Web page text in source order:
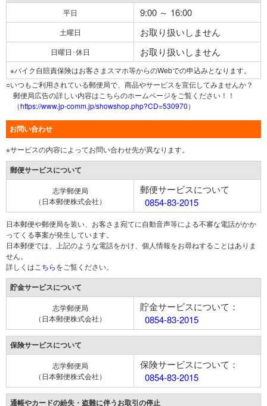
平日 9:00 ～ 16:00
土曜日 お取り扱いしません
日曜日･休日 お取り扱いしません
※バイク自賠責保険はお客さまスマホ等からのWebでの申込みとなります。
○いつもご利用されている郵便局で、商品やサービスを宣伝してみませんか？
郵便局広告の詳しい内容はこちらのホームページをご覧ください！！
（https://www.jp-comm.jp/showshop.php?CD=530970）
お問い合わせ
※サービスの内容によってお問い合わせ先が異なります。
郵便サービスについて
志学郵便局
（日本郵便株式会社）
郵便サービスについて
0854-83-2015
日本郵便や郵便局を装い、お客さま宛てに自動音声等による不審な電話がかか
ってくる事案が発生しています。
日本郵便では、上記のような電話をかけ、個人情報をお尋ねすることはありま
せん。
詳しくは こちらをご覧ください。
貯金サービスについて
志学郵便局
（日本郵便株式会社）
貯金サービスについて：
0854-83-2015
保険サービスについて
志学郵便局
（日本郵便株式会社）
保険サービスについて：
0854-83-2015
通帳やカードの紛失・盗難に伴うお取引の停止